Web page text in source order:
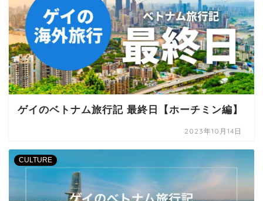
ゲイのベトナム旅行記 最終日【ホーチミン編】
2023年10月14日
CULTURE